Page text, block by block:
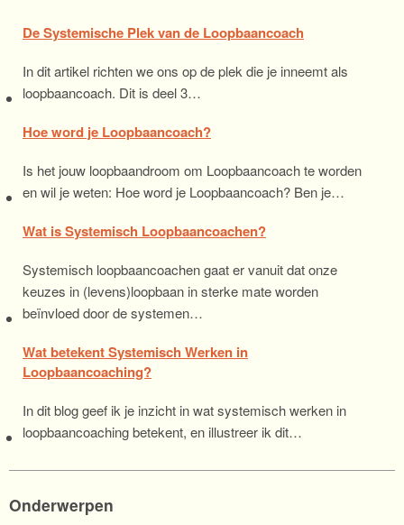
De Systemische Plek van de Loopbaancoach
In dit artikel richten we ons op de plek die je inneemt als
loopbaancoach. Dit is deel 3…
Hoe word je Loopbaancoach?
Is het jouw loopbaandroom om Loopbaancoach te worden
en wil je weten: Hoe word je Loopbaancoach? Ben je…
Wat is Systemisch Loopbaancoachen?
Systemisch loopbaancoachen gaat er vanuit dat onze
keuzes in (levens)loopbaan in sterke mate worden
beïnvloed door de systemen…
Wat betekent Systemisch Werken in
Loopbaancoaching?
In dit blog geef ik je inzicht in wat systemisch werken in
loopbaancoaching betekent, en illustreer ik dit…
Onderwerpen